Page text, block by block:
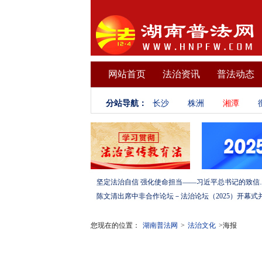
网站首页 法治资讯 普法动态
分站导航： 长沙 株洲 湘潭
坚定法治自信 强化使
您现在的位置： 湖南普法网 > 法治文化 >海报